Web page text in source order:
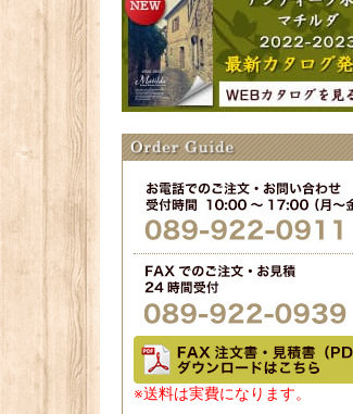
※送料は実費になります。